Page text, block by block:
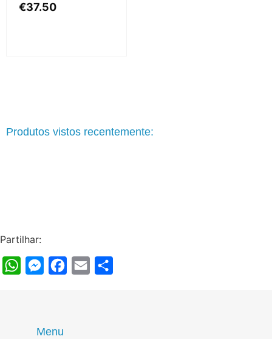
€37.50
Produtos vistos recentemente:
Partilhar:
WhatsAppMessengerFacebook
Email
Menu